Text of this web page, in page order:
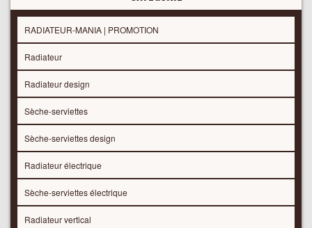
RADIATEUR-MANIA | PROMOTION
Radiateur
Radiateur design
Sèche-serviettes
Sèche-serviettes design
Radiateur électrique
Sèche-serviettes électrique
Radiateur vertical